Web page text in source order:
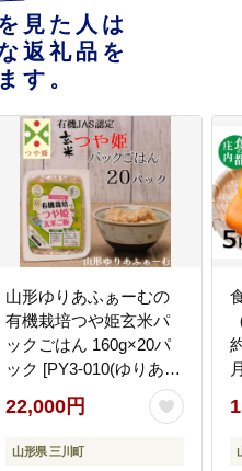
見た人は
返礼品を
す。
山形ゆりあふぁーむの
有機栽培つや姫玄米パ
ックごはん 160g×20パ
ック [PY3-010(ゆりあふ
22,000円
山形県 三川町